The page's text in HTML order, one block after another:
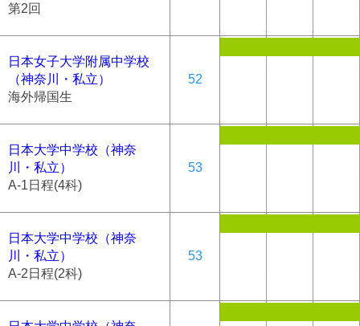
第2回
日本女子大学附属中学校
（神奈川・私立）
海外帰国生
52
日本大学中学校（神奈
川・私立）
A-1日程(4科)
53
日本大学中学校（神奈
川・私立）
A-2日程(2科)
53